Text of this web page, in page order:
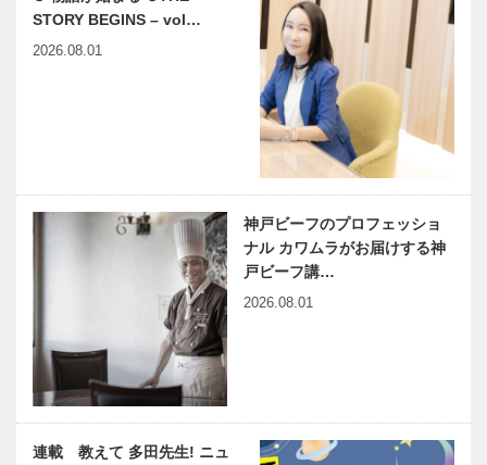
STORY BEGINS – vol…
2026.08.01
神戸ビーフのプロフェッショ
ナル カワムラがお届けする神
戸ビーフ講…
2026.08.01
連載 教えて 多田先生! ニュ